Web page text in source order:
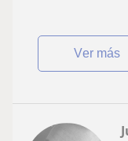
ver más